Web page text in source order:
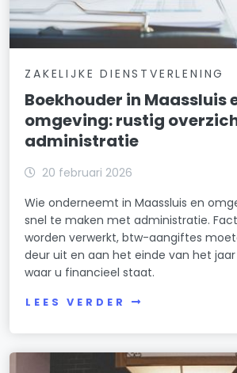
ZAKELIJKE DIENSTVERLENING
Boekhouder in Maassluis
omgeving: rustig
administratie
20 februari 2026
Wie onderneemt in Maassluis en
snel te maken met administratie.
worden verwerkt, btw-aangiftes
deur uit en aan het einde van het
waar u financieel staat.
LEES VERDER